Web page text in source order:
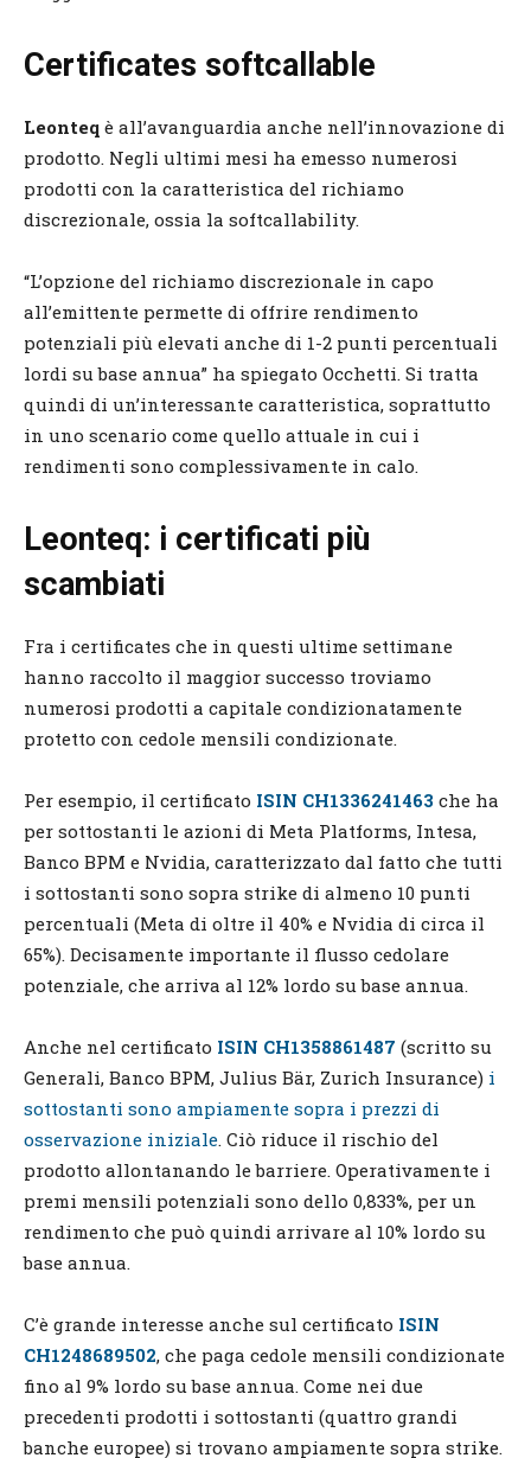
Certificates softcallable
Leonteq è all’avanguardia anche nell’innovazione di
prodotto. Negli ultimi mesi ha emesso numerosi
prodotti con la caratteristica del richiamo
discrezionale, ossia la softcallability.
“L’opzione del richiamo discrezionale in capo
all’emittente permette di offrire rendimento
potenziali più elevati anche di 1-2 punti percentuali
lordi su base annua” ha spiegato Occhetti. Si tratta
quindi di un’interessante caratteristica, soprattutto
in uno scenario come quello attuale in cui i
rendimenti sono complessivamente in calo.
Leonteq: i certificati più
scambiati
Fra i certificates che in questi ultime settimane
hanno raccolto il maggior successo troviamo
numerosi prodotti a capitale condizionatamente
protetto con cedole mensili condizionate.
Per esempio, il certificato ISIN CH1336241463 che ha
per sottostanti le azioni di Meta Platforms, Intesa,
Banco BPM e Nvidia, caratterizzato dal fatto che tutti
i sottostanti sono sopra strike di almeno 10 punti
percentuali (Meta di oltre il 40% e Nvidia di circa il
65%). Decisamente importante il flusso cedolare
potenziale, che arriva al 12% lordo su base annua.
Anche nel certificato ISIN CH1358861487 (scritto su
Generali, Banco BPM, Julius Bär, Zurich Insurance) i
sottostanti sono ampiamente sopra i prezzi di
osservazione iniziale. Ciò riduce il rischio del
prodotto allontanando le barriere. Operativamente i
premi mensili potenziali sono dello 0,833%, per un
rendimento che può quindi arrivare al 10% lordo su
base annua.
C’è grande interesse anche sul certificato ISIN
CH1248689502, che paga cedole mensili condizionate
fino al 9% lordo su base annua. Come nei due
precedenti prodotti i sottostanti (quattro grandi
banche europee) si trovano ampiamente sopra strike.